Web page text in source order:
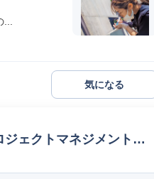
気になる
ェクトマネジメント】